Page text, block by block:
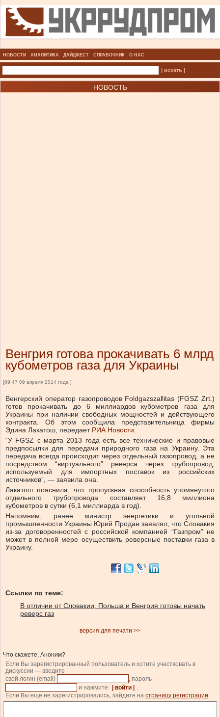
НОВОСТИ АНАЛИТИКА ДАЙДЖЕСТ СПРАВОЧНИК О НАС
| искать |
НОВОСТЬ
Венгрия готова прокачивать 6 млрд
кубометров газа для Украины
[09:47 09 апреля 2014 года ]
Венгерский оператор газопроводов Foldgazszallitas (FGSZ Zrt.)
готов прокачивать до 6 миллиардов кубометров газа для
Украины при наличии свободных мощностей и действующего
контракта. Об этом сообщила представительница фирмы
Эдина Лакатош, передает РИА Новости.
“У FGSZ с марта 2013 года есть все технические и правовые
предпосылки для передачи природного газа на Украину. Эта
передача всегда происходит через отдельный газопровод, а не
посредством “виртуального” реверса через трубопровод,
используемый для импортных поставок из российских
источников”, — заявила она.
Лакатош пояснила, что пропускная способность упомянутого
отдельного трубопровода составляет 16,8 миллиона
кубометров в сутки (6,1 миллиарда в год).
Напомним, ранее министр энергетики и угольной
промышленности Украины Юрий Продан заявлял, что Словакия
из-за договоренностей с российской компанией “Газпром” не
может в полной мере осуществить реверсные поставки газа в
Украину.
Ссылки по теме:
В отличии от Словакии, Польша и Венгрия готовы начать
реверс газ
версия для печати >>
Что скажете, Аноним?
Если Вы зарегистрированный пользователь и хотите участвовать в
дискуссии — введите
свой логин (email)
, пароль
и нажмите
| войти |
.
Если Вы еще не зарегистрировались, зайдите на страницу регистрации.